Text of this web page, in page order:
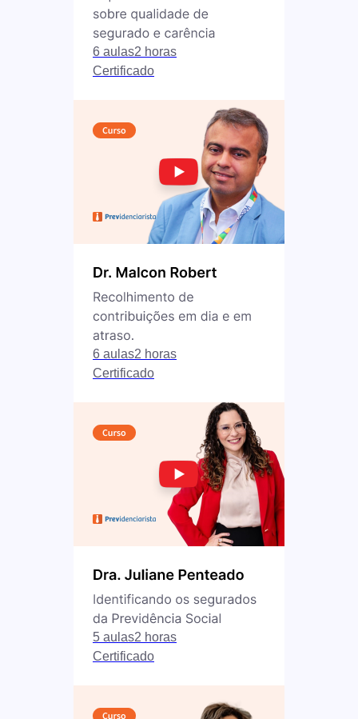
6 aulas2 horas
Certificado
6 aulas2 horas
Certificado
5 aulas2 horas
Certificado